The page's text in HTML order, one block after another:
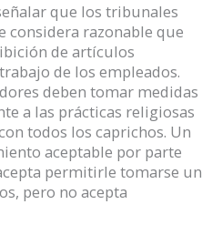
que los tribunales
considera razonable que
de artículos
de los empleados.
deben tomar medidas
a las prácticas religiosas
todos los caprichos. Un
aceptable por parte
permitirle tomarse un
pero no acepta